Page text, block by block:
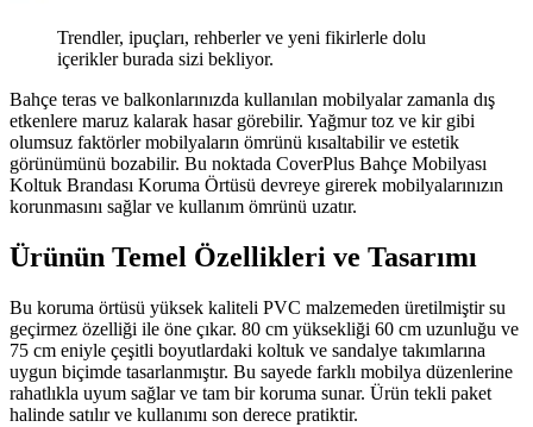
Trendler, ipuçları, rehberler ve yeni fikirlerle dolu
içerikler burada sizi bekliyor.
Bahçe teras ve balkonlarınızda kullanılan mobilyalar zamanla dış
etkenlere maruz kalarak hasar görebilir. Yağmur toz ve kir gibi
olumsuz faktörler mobilyaların ömrünü kısaltabilir ve estetik
görünümünü bozabilir. Bu noktada CoverPlus Bahçe Mobilyası
Koltuk Brandası Koruma Örtüsü devreye girerek mobilyalarınızın
korunmasını sağlar ve kullanım ömrünü uzatır.
Ürünün Temel Özellikleri ve Tasarımı
Bu koruma örtüsü yüksek kaliteli PVC malzemeden üretilmiştir su
geçirmez özelliği ile öne çıkar. 80 cm yüksekliği 60 cm uzunluğu ve
75 cm eniyle çeşitli boyutlardaki koltuk ve sandalye takımlarına
uygun biçimde tasarlanmıştır. Bu sayede farklı mobilya düzenlerine
rahatlıkla uyum sağlar ve tam bir koruma sunar. Ürün tekli paket
halinde satılır ve kullanımı son derece pratiktir.